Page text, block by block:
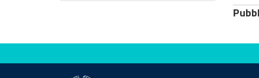
Valuta questo sito